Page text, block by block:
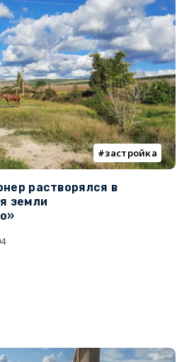
застройка
растворялся в
земли